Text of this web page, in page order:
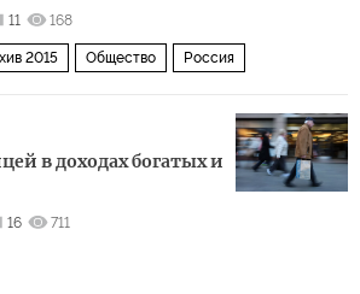
11 168
2015 Общество Россия
в доходах богатых и
16 711